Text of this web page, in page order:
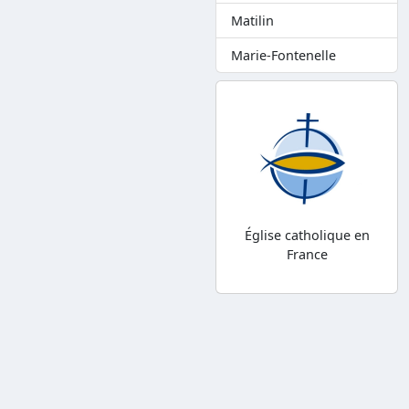
Matilin
Marie-Fontenelle
Église catholique en
France